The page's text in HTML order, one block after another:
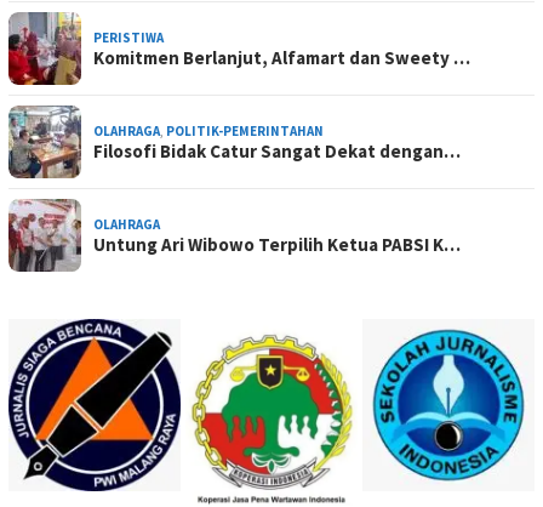
PERISTIWA
Komitmen Berlanjut, Alfamart dan Sweety …
OLAHRAGA, POLITIK-PEMERINTAHAN
Filosofi Bidak Catur Sangat Dekat dengan…
OLAHRAGA
Untung Ari Wibowo Terpilih Ketua PABSI K…